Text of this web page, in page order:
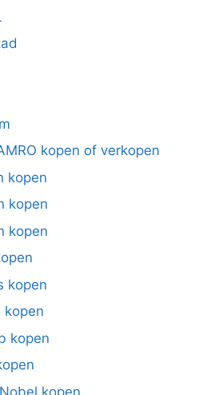
kopen of verkopen
kopen
kopen
kopen
kopen
kopen
kopen
kopen